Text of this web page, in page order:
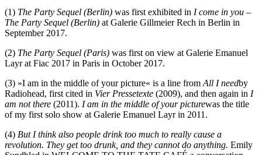
(1) The Party Sequel (Berlin) was first exhibited in I come in you –
The Party Sequel (Berlin) at Galerie Gillmeier Rech in Berlin in
September 2017.
(2) The Party Sequel (Paris) was first on view at Galerie Emanuel
Layr at Fiac 2017 in Paris in October 2017.
(3) »I am in the middle of your picture« is a line from All I needby
Radiohead, first cited in Vier Pressetexte (2009), and then again in I
am not there (2011). I am in the middle of your picturewas the title
of my first solo show at Galerie Emanuel Layr in 2011.
(4) But I think also people drink too much to really cause a
revolution. They get too drunk, and they cannot do anything. Emily